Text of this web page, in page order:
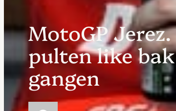
MotoGP
pulten like
gangen